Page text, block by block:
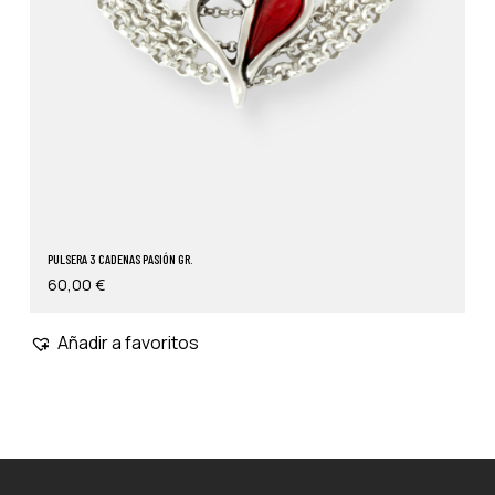
PULSERA 3 CADENAS PASIÓN GR.
60,00 €
Añadir a favoritos